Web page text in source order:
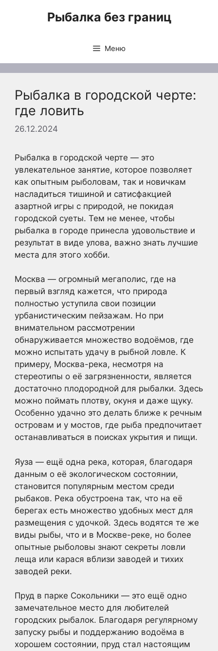
Рыбалка без границ
Меню
Рыбалка в городской черте:
где ловить
26.12.2024
Рыбалка в городской черте — это
увлекательное занятие, которое позволяет
как опытным рыболовам, так и новичкам
насладиться тишиной и сатисфакцией
азартной игры с природой, не покидая
городской суеты. Тем не менее, чтобы
рыбалка в городе принесла удовольствие и
результат в виде улова, важно знать лучшие
места для этого хобби.
Москва — огромный мегаполис, где на
первый взгляд кажется, что природа
полностью уступила свои позиции
урбанистическим пейзажам. Но при
внимательном рассмотрении
обнаруживается множество водоёмов, где
можно испытать удачу в рыбной ловле. К
примеру, Москва-река, несмотря на
стереотипы о её загрязненности, является
достаточно плодородной для рыбалки. Здесь
можно поймать плотву, окуня и даже щуку.
Особенно удачно это делать ближе к речным
островам и у мостов, где рыба предпочитает
останавливаться в поисках укрытия и пищи.
Яуза — ещё одна река, которая, благодаря
данным о её экологическом состоянии,
становится популярным местом среди
рыбаков. Река обустроена так, что на её
берегах есть множество удобных мест для
размещения с удочкой. Здесь водятся те же
виды рыбы, что и в Москве-реке, но более
опытные рыболовы знают секреты ловли
леща или карася вблизи заводей и тихих
заводей реки.
Пруд в парке Сокольники — это ещё одно
замечательное место для любителей
городских рыбалок. Благодаря регулярному
запуску рыбы и поддержанию водоёма в
хорошем состоянии, пруд стал настоящим